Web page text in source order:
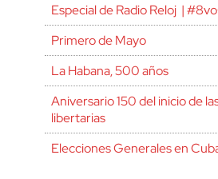
Especial de Radio Reloj |
Primero de Mayo
La Habana, 500 años
Aniversario 150 del inicio de
libertarias
Elecciones Generales en